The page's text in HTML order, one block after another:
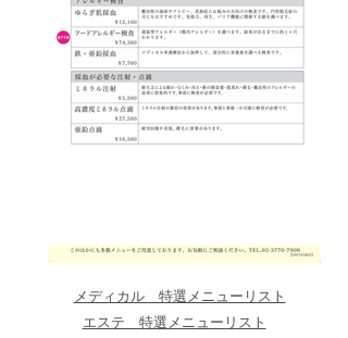
​メディカル 特選メニューリスト
エステ 特選メニューリスト